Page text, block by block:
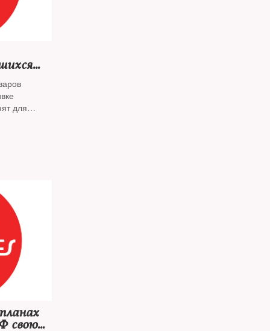
для
свою